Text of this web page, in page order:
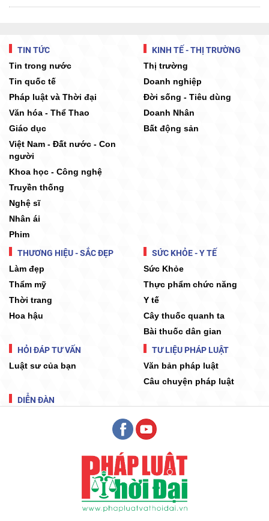
TIN TỨC
Tin trong nước
Tin quốc tế
Pháp luật và Thời đại
Văn hóa - Thể Thao
Giáo dục
Việt Nam - Đất nước - Con
người
Khoa học - Công nghệ
Truyền thống
Nghệ sĩ
Nhân ái
Phim
KINH TẾ - THỊ TRƯỜNG
Thị trường
Doanh nghiệp
Đời sống - Tiêu dùng
Doanh Nhân
Bất động sản
THƯƠNG HIỆU - SẮC ĐẸP
Làm đẹp
Thẩm mỹ
Thời trang
Hoa hậu
SỨC KHỎE - Y TẾ
Sức Khỏe
Thực phẩm chức năng
Y tế
Cây thuốc quanh ta
Bài thuốc dân gian
HỎI ĐÁP TƯ VẤN
Luật sư của bạn
TƯ LIỆU PHÁP LUẬT
Văn bản pháp luật
Câu chuyện pháp luật
DIỄN ĐÀN